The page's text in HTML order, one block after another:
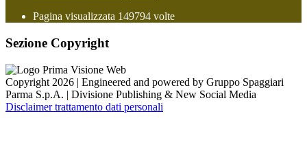
Pagina visualizzata 149794 volte
Sezione Copyright
Copyright 2026 | Engineered and powered by Gruppo Spaggiari
Parma S.p.A. | Divisione Publishing & New Social Media
Disclaimer trattamento dati personali